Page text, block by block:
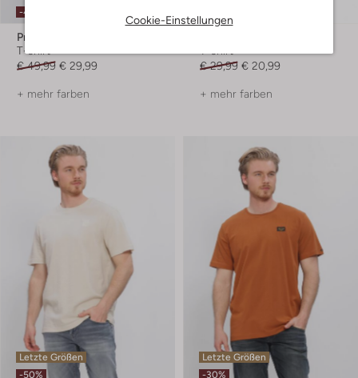
Cookie-Einstellungen
-40%
Pme Legend
T-shirt
€ 49,99 € 29,99
+ mehr farben
€ 29,99 € 20,99
+ mehr farben
Letzte Größen
-50%
Letzte Größen
-30%